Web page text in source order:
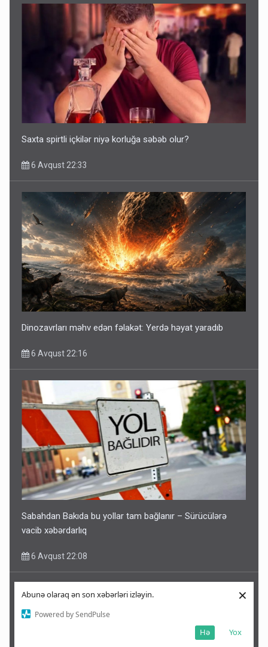
Abunə olaraq ən son xəbərləri izləyin.
Powered by SendPulse
Yox
Hə
×
Saxta spirtli içkilər niyə korluğa səbəb olur?
6 Avqust 22:33
Dinozavrları məhv edən fəlakət: Yerdə həyat yaradıb
6 Avqust 22:16
Sabahdan Bakıda bu yollar tam bağlanır – Sürücülərə
vacib xəbərdarlıq
6 Avqust 22:08